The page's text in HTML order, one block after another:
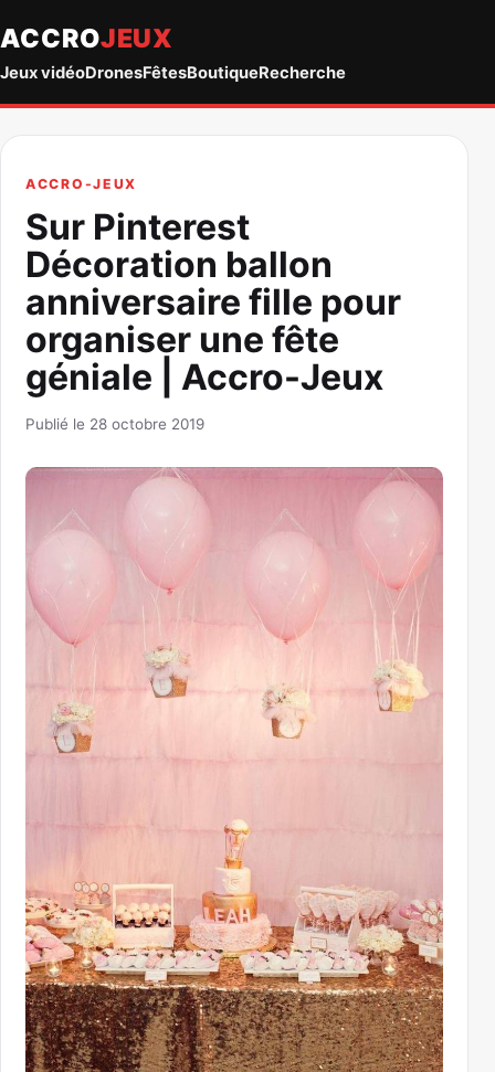
ACCROJEUX
Jeux vidéoDronesFêtesBoutiqueRecherche
ACCRO-JEUX
Sur Pinterest
Décoration ballon
anniversaire fille pour
organiser une fête
géniale | Accro-Jeux
Publié le 28 octobre 2019